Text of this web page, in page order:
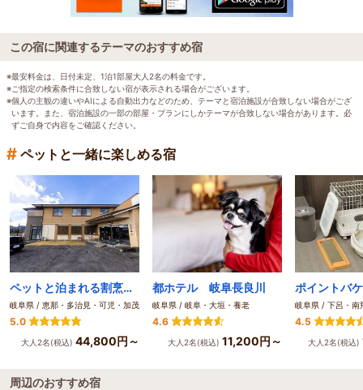
この宿に関連するテーマのおすすめ宿
※最安料金は、日付未定、1泊1部屋大人2名の料金です。
※ご指定の検索条件に合致しない宿が表示される場合がございます。
※個人の主観の違いやAIによる自動出力などのため、テーマと宿泊施設が合致しない場合がござ
います。また、宿泊施設の一部の部屋・プランにしかテーマが合致しない場合があります。必
ずご自身で内容をご確認ください。
# ペットと一緒に楽しめる宿
ペットと泊まれる割烹旅館 孫八
岐阜県 / 恵那・多治見・可児・加茂
5.0
大人2名(税込) 44,800円～
都ホテル 岐阜長良川
岐阜県 / 岐阜・大垣・養老
4.6
大人2名(税込) 11,200円～
岐阜県 / 下呂・南
4.5
大人2名(税込)
周辺のおすすめ宿